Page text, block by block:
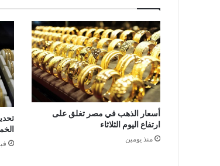
أسعار الذهب في مصر تغلق على
ارتفاع اليوم الثلاثاء
منذ يومين